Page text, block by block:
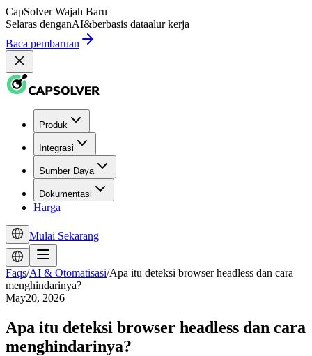
CapSolver Wajah Baru
Selaras denganAI&berbasis dataalur kerja
Baca pembaruan
Produk
Integrasi
Sumber Daya
Dokumentasi
Harga
Mulai Sekarang
Faqs/AI & Otomatisasi/Apa itu deteksi browser headless dan cara
menghindarinya?
May20, 2026
Apa itu deteksi browser headless dan cara
menghindarinya?